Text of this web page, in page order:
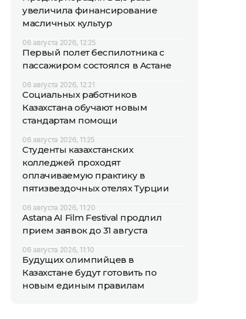
увеличила финансирование
масличных культур
06 августа 2026, 12:25
Первый полет беспилотника с
пассажиром состоялся в Астане
06 августа 2026, 12:21
Социальных работников
Казахстана обучают новым
стандартам помощи
06 августа 2026, 11:25
Студенты казахстанских
колледжей проходят
оплачиваемую практику в
пятизвездочных отелях Турции
06 августа 2026, 11:20
Astana AI Film Festival продлил
прием заявок до 31 августа
06 августа 2026, 11:10
Будущих олимпийцев в
Казахстане будут готовить по
новым единым правилам